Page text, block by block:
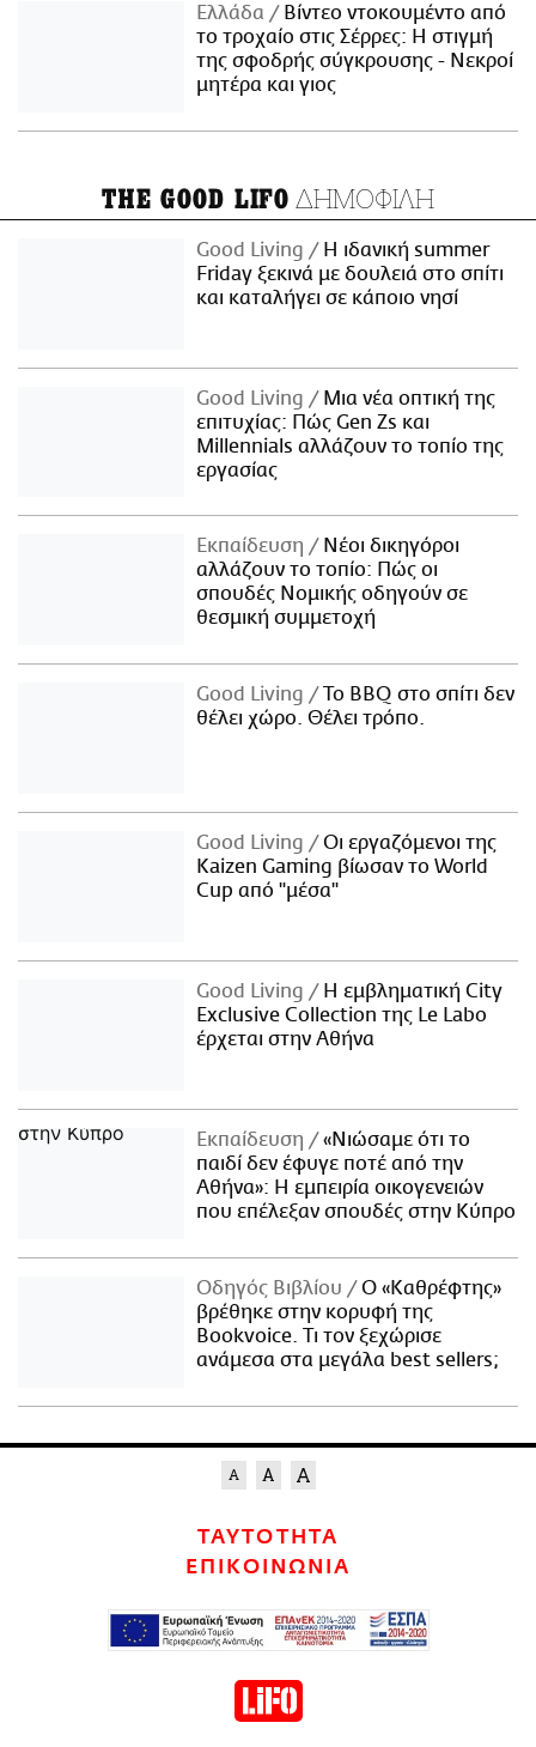
Ελλάδα
Βίντεο ντοκουμέντο από
το τροχαίο στις Σέρρες: Η στιγμή
της σφοδρής σύγκρουσης - Νεκροί
μητέρα και γιος
THE GOOD LIFO ΔΗΜΟΦΙΛΗ
Good Living
Η ιδανική summer
Friday ξεκινά με δουλειά στο σπίτι
και καταλήγει σε κάποιο νησί
Good Living
Μια νέα οπτική της
επιτυχίας: Πώς Gen Zs και
Millennials αλλάζουν το τοπίο της
εργασίας
Εκπαίδευση
Νέοι δικηγόροι
αλλάζουν το τοπίο: Πώς οι
σπουδές Νομικής οδηγούν σε
θεσμική συμμετοχή
Good Living
Το BBQ στο σπίτι δεν
θέλει χώρο. Θέλει τρόπο.
Good Living
Οι εργαζόμενοι της
Kaizen Gaming βίωσαν το World
Cup από "μέσα"
Good Living
Η εμβληματική City
Exclusive Collection της Le Labo
έρχεται στην Αθήνα
Εκπαίδευση
«Νιώσαμε ότι το
παιδί δεν έφυγε ποτέ από την
Αθήνα»: Η εμπειρία οικογενειών
που επέλεξαν σπουδές στην Κύπρο
Οδηγός Βιβλίου
Ο «Καθρέφτης»
βρέθηκε στην κορυφή της
Bookvoice. Τι τον ξεχώρισε
ανάμεσα στα μεγάλα best sellers;
ΤΑΥΤΟΤΗΤΑ
ΕΠΙΚΟΙΝΩΝΙΑ